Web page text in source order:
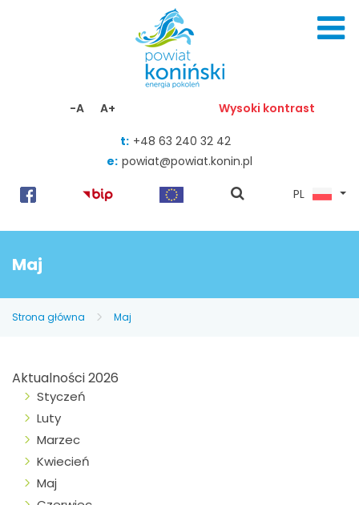
-A A+ Wysoki kontrast
t: +48 63 240 32 42
e: powiat@powiat.konin.pl
pokaż
PL
Maj
Strona główna Maj
Aktualności 2026
Styczeń
Luty
Marzec
Kwiecień
Maj